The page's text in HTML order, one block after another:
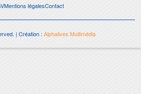
Mentions légalesContact
| Création :Alphalives Multimédia